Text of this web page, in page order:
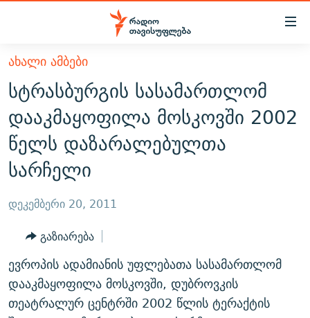
Accessibility
მთავარ
შინაარსზე
დაბრუნება
მთავარ
ნავიგაციაზე
დაბრუნება
ძიებაზე
დაბრუნება
ᲐᲮᲐᲚᲘ ᲐᲛᲑᲔᲑᲘ
ᲗᲔᲛᲔᲑᲘ
ᲞᲝᲚᲘᲢᲘᲙᲐ
ᲔᲙᲝᲜᲝᲛᲘᲙᲐ
ᲡᲐᲖᲝᲒᲐᲓᲝᲔᲑᲐ
ᲙᲣᲚᲢᲣᲠᲐ
ᲕᲘᲓᲔᲝ
ᲑᲚᲝᲒᲔᲑᲘ
ᲞᲝᲓᲙᲐᲡᲢᲔᲑᲘ
ᲐᲡᲐᲗᲘᲐᲜᲘᲡ ᲙᲣᲗᲮᲔ
60 ᲓᲔᲪᲘᲑᲔᲚᲘ
ᲒᲐᲜᲙᲘᲗᲮᲕᲘᲡ ᲓᲦᲔ
ᲓᲘᲚᲘᲡ ᲡᲐᲣᲑᲠᲔᲑᲘ
ᲒᲐᲓᲐᲪᲔᲛᲔᲑᲘ
ᲤᲔᲜᲝᲕᲐᲜᲘ - 2.10
ᲞᲠᲝᲔᲥᲢᲔᲑᲘ
ᲣᲙᲠᲐᲘᲜᲐᲨᲘ ᲓᲐᲦᲣᲞᲣᲚᲘ ᲥᲐᲠᲗᲕᲔᲚᲘ ᲛᲔᲑᲠᲫᲝᲚᲔᲑᲘ - 2022
ᲓᲐᲛᲝᲣᲙᲘᲓᲔᲑᲚᲝᲑᲘᲡ 100 ᲬᲔᲚᲘ
ЭХО КАВКАЗА
ᲐᲮᲐᲚᲘ ᲐᲛᲑᲔᲑᲘ
სტრასბურგის სასამართლომ
დააკმაყოფილა მოსკოვში 2002
წელს დაზარალებულთა
სარჩელი
დეკემბერი 20, 2011
გაზიარება
ევროპის ადამიანის უფლებათა სასამართლომ
დააკმაყოფილა მოსკოვში, დუბროვკის
თეატრალურ ცენტრში 2002 წლის ტერაქტის